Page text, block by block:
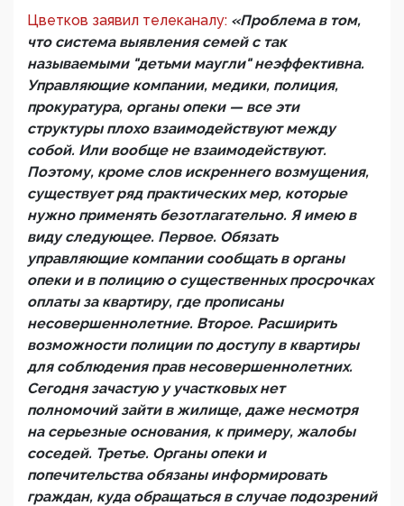
Цветков заявил телеканалу: «Проблема в том,
что система выявления семей с так
называемыми "детьми маугли" неэффективна.
Управляющие компании, медики, полиция,
прокуратура, органы опеки — все эти
структуры плохо взаимодействуют между
собой. Или вообще не взаимодействуют.
Поэтому, кроме слов искреннего возмущения,
существует ряд практических мер, которые
нужно применять безотлагательно. Я имею в
виду следующее. Первое. Обязать
управляющие компании сообщать в органы
опеки и в полицию о существенных просрочках
оплаты за квартиру, где прописаны
несовершеннолетние. Второе. Расширить
возможности полиции по доступу в квартиры
для соблюдения прав несовершеннолетних.
Сегодня зачастую у участковых нет
полномочий зайти в жилище, даже несмотря
на серьезные основания, к примеру, жалобы
соседей. Третье. Органы опеки и
попечительства обязаны информировать
граждан, куда обращаться в случае подозрений